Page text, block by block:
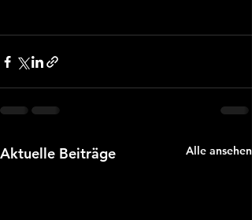
Aktuelle Beiträge Alle ansehen